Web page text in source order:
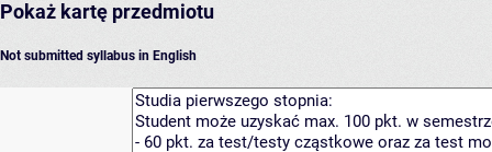
Pokaż kartę przedmiotu
Not submitted syllabus in English